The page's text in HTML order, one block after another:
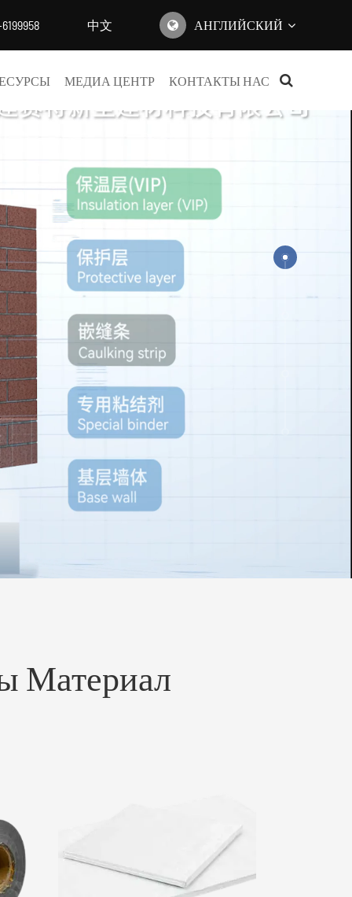
中文 АНГЛИЙСКИЙ
français
Deutsch
Español
italiano
Türkçe
МЕДИА ЦЕНТР КОНТАКТЫ НАС
Материал